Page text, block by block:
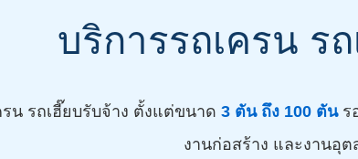
บริการรถเครน ร
รน รถเฮี๊ยบรับจ้าง ตั้งแต่ขนาด 3 ตัน ถึง 100 ตันร
งานก่อสร้าง และงานอุต